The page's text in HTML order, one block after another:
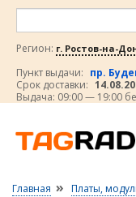
Регион: г. Ростов-на-
Пункт выдачи: пр.
Срок доставки:
Выдача: 09:00 — 19:00
Главная » Платы,